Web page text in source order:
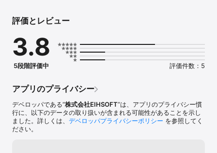
さらに、宝石を集めてスキルの習得やアップグレードをしたり、体
感覚で楽しく繰り返し遊ぶことができます。
また、難しい難易度までクリアできたら世界のみんなとランキング
で競いましょう！ランキングは月に一度初期化されるので誰でも世
界一を目指すことができます。
「漢字クラッシュ 4年生」は文部科学省の小学校学習指導要領に定
字すべてを習得及び復習できます。
字クラッシュをお試しください。
評価とレビュー
3.8
5段階評価中 評価件数：5
アプリのプライバシー
デベロッパである“株式会社EIHSOFT”は、アプリのプライバシー慣
行に、以下のデータの取り扱いが含まれる可能性があることを示し
ました。詳しくは、 デベロッパプライバシーポリシー を参照してく
ださい。